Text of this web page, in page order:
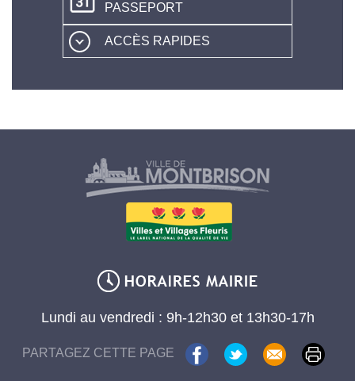
PASSEPORT
ACCÈS RAPIDES
Lundi au vendredi : 9h-12h30 et 13h30-17h
PARTAGEZ CETTE PAGE